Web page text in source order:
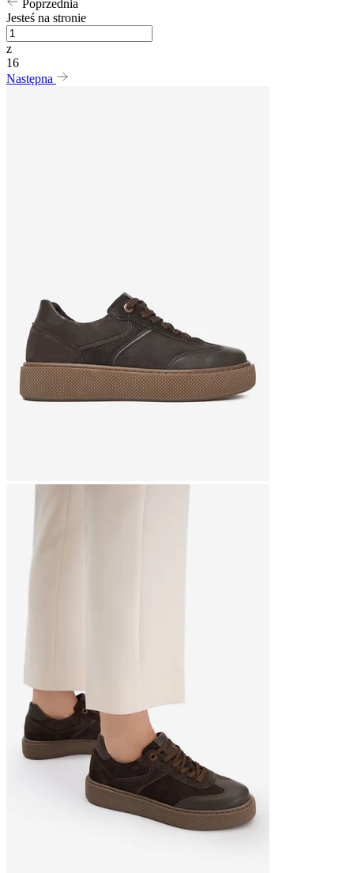
Poprzednia
Jesteś na stronie
z
16
Następna